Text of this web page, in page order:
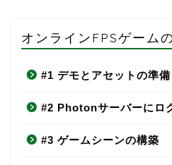
オンラインFPSゲーム
#1 デモとアセットの準備
#2 Photonサーバーにロ
#3 ゲームシーンの構築